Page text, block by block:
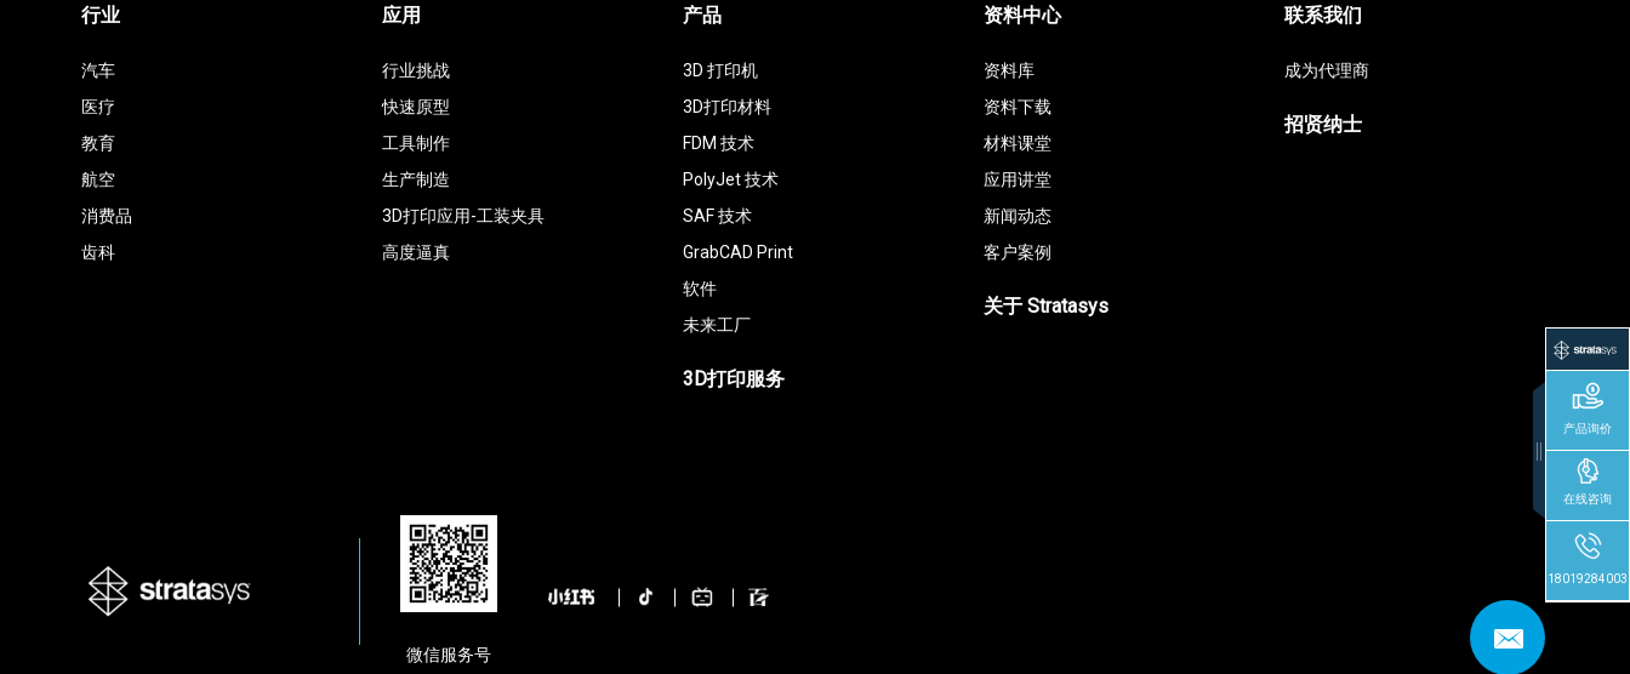
行业
汽车
医疗
教育
航空
消费品
齿科
应用
行业挑战
快速原型
工具制作
生产制造
3D打印应用-工装夹具
高度逼真
产品
3D 打印机
3D打印材料
FDM 技术
PolyJet 技术
SAF 技术
GrabCAD Print
软件
未来工厂
3D打印服务
资料中心
资料库
资料下载
材料课堂
应用讲堂
新闻动态
客户案例
关于 Stratasys
联系我们
成为代理商
招贤纳士
微信服务号
产品询价
在线咨询
18019284003